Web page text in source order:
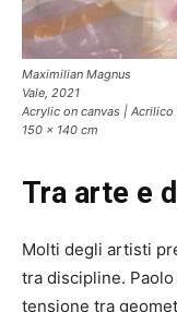
Maximilian Magnus
Vale, 2021
Acrylic on canvas | Acrilico
150 x 140 cm
Tra arte e
Molti degli artisti
tra discipline.
tensione tra